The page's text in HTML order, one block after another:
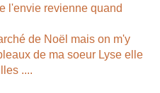
l'envie revienne quand
de Noël mais on m'y
de ma soeur Lyse elle
....